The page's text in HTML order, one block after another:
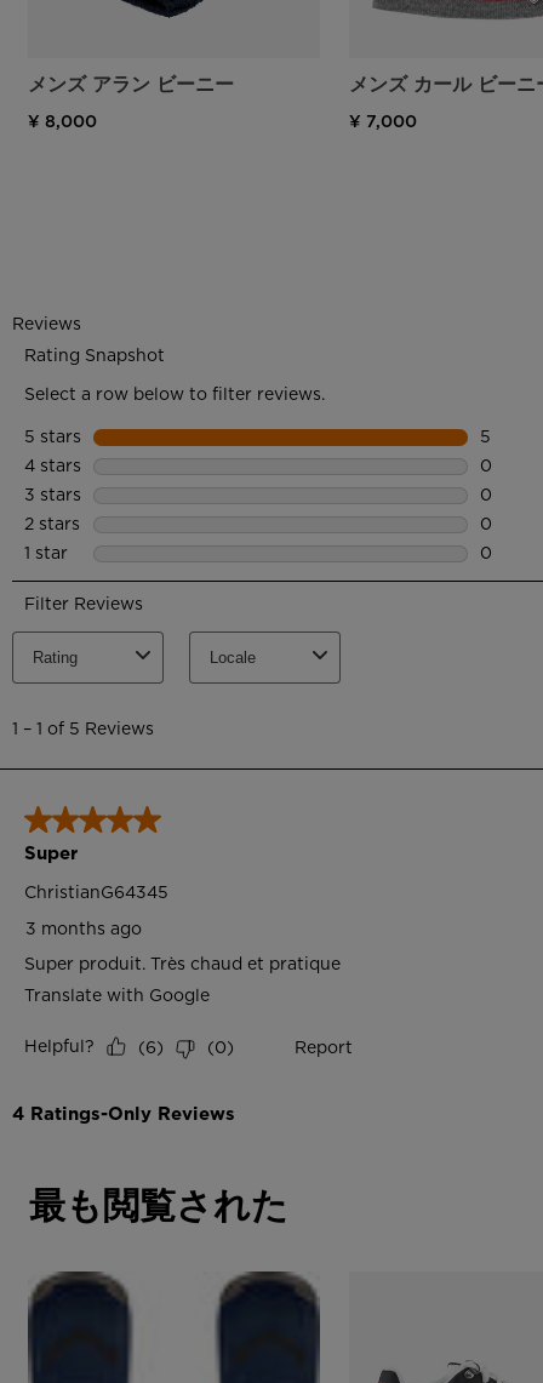
メンズ アラン ビーニー
¥ 8,000
メンズ カール ビーニ
¥ 7,000
最も閲覧された